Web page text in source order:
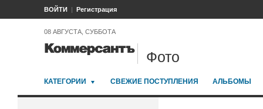
ВОЙТИ Регистрация
08 АВГУСТА, СУББОТА
Фото
КАТЕГОРИИ СВЕЖИЕ ПОСТУПЛЕНИЯ АЛЬБОМЫ